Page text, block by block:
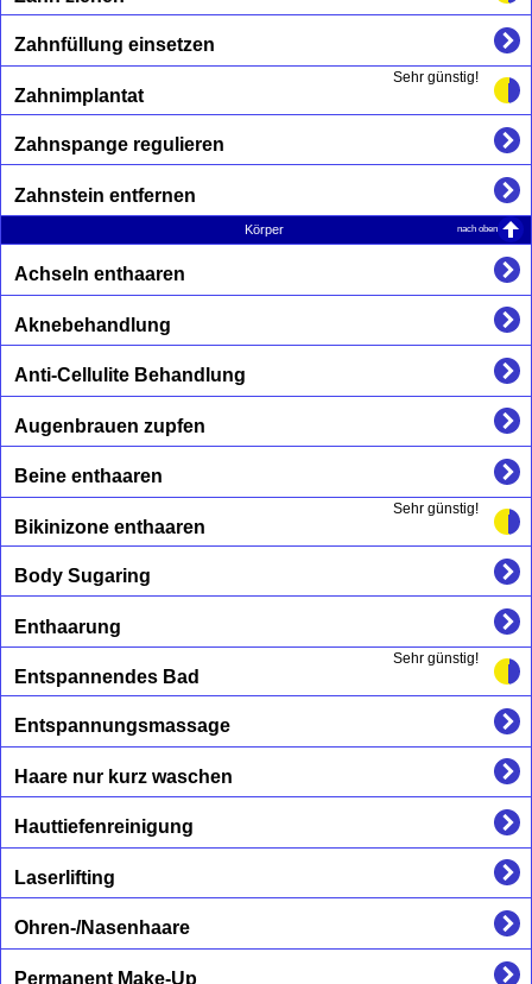
Zahnfüllung einsetzen
Sehr günstig!
Zahnimplantat
Zahnspange regulieren
Zahnstein entfernen
Körper nach oben
Achseln enthaaren
Aknebehandlung
Anti-Cellulite Behandlung
Augenbrauen zupfen
Beine enthaaren
Sehr günstig!
Bikinizone enthaaren
Body Sugaring
Enthaarung
Sehr günstig!
Entspannendes Bad
Entspannungsmassage
Haare nur kurz waschen
Hauttiefenreinigung
Laserlifting
Ohren-/Nasenhaare
Permanent Make-Up